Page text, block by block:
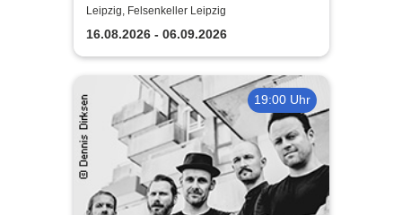
Shows | Felsenkeller Leipzig
Leipzig, Felsenkeller Leipzig
16.08.2026 - 06.09.2026
19:00 Uhr